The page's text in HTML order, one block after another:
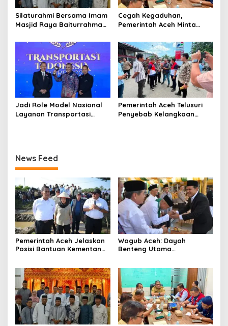
‎Silaturahmi Bersama Imam
Masjid Raya Baiturrahman,
Sinergi dengan Ulama
Cegah Kegaduhan,
Pemerintah Aceh Minta
Pelayanan SPBU
Jadi Role Model Nasional
Layanan Transportasi
Pemerintah Aceh Telusuri
Penyebab Kelangkaan
News Feed
Pemerintah Aceh Jelaskan
Posisi Bantuan Kementan
‎Wagub Aceh: Dayah
Benteng Utama